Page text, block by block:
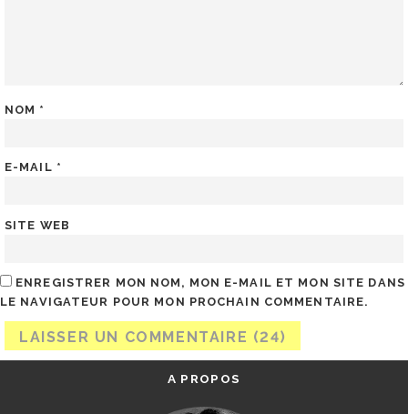
NOM *
E-MAIL *
SITE WEB
ENREGISTRER MON NOM, MON E-MAIL ET MON SITE DANS
LE NAVIGATEUR POUR MON PROCHAIN COMMENTAIRE.
A PROPOS